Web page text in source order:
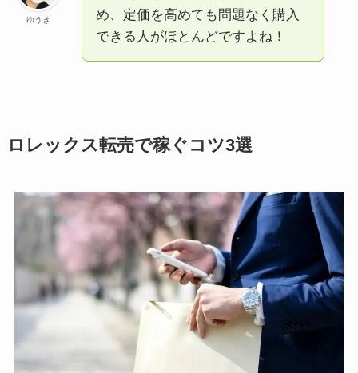
ゆうき
め、定価を高めても問題なく購入
できる人がほとんどですよね！
ロレックス転売で稼ぐコツ3選